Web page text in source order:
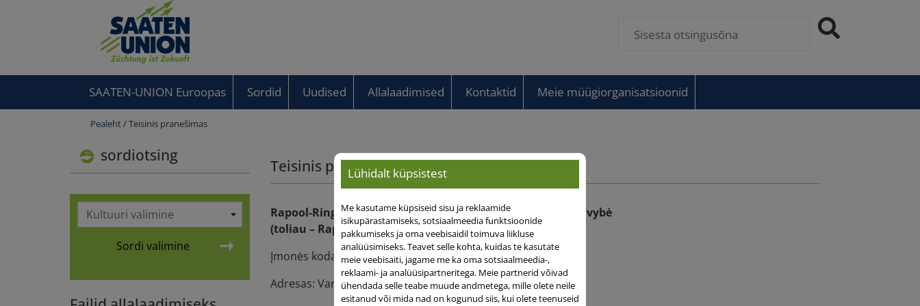
SAATEN-UNION Euroopas Sordid Uudised Allalaadimised Kontaktid Meie müügiorganisatsioonid
Pealeht/ Teisinis pranešimas
sordiotsing
Kultuuri valimine
Sordi valimine
Teisinis pranešimas
Rapool-Ring GmbH Qualitatsraps deutscher Zuchter atstovybė
(toliau – Rapool Ring atstovybė)
Įmonės kodas 303475553
Adresas: Varpo g. 34, LT-76241 Šiauliai
Lühidalt küpsistest
Me kasutame küpsiseid sisu ja reklaamide
isikupärastamiseks, sotsiaalmeedia funktsioonide
pakkumiseks ja oma veebisaidil toimuva liikluse
analüüsimiseks. Teavet selle kohta, kuidas te kasutate
meie veebisaiti, jagame me ka oma sotsiaalmeedia-,
reklaami- ja analüüsipartneritega. Meie partnerid võivad
ühendada selle teabe muude andmetega, mille olete neile
esitanud või mida nad on kogunud siis, kui olete teenuseid